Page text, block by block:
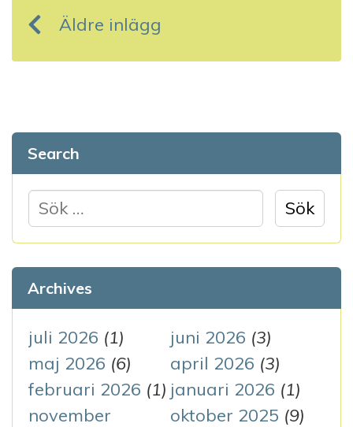
ä
g
s
a
v
i
Äldre inlägg
Search
ö
e
f
t
e
r
:
Archives
juli 2026 (1) juni 2026 (3)
maj 2026 (6) april 2026 (3)
februari 2026 (1) januari 2026 (1)
november
oktober 2025 (9)